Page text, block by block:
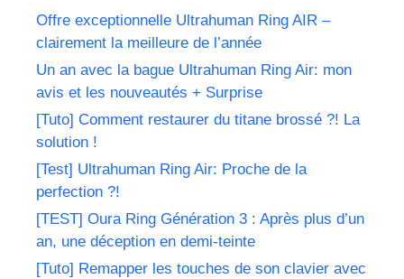
Offre exceptionnelle Ultrahuman Ring AIR –
clairement la meilleure de l’année
Un an avec la bague Ultrahuman Ring Air: mon
avis et les nouveautés + Surprise
[Tuto] Comment restaurer du titane brossé ?! La
solution !
[Test] Ultrahuman Ring Air: Proche de la
perfection ?!
[TEST] Oura Ring Génération 3 : Après plus d’un
an, une déception en demi-teinte
[Tuto] Remapper les touches de son clavier avec